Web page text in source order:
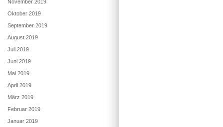
November 2019
Oktober 2019
September 2019
August 2019
Juli 2019
Juni 2019
Mai 2019
April 2019
März 2019
Februar 2019
Januar 2019